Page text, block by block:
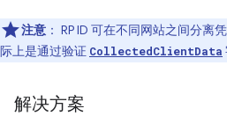
注意 ： RP ID 可在不同网站之间分离
际上是通过验证 CollectedClientData
解决方案